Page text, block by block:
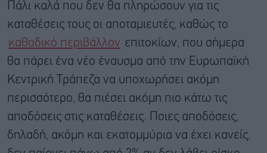
Πάλι καλά που δεν θα πληρώσουν για τις
καταθέσεις τους οι αποταμιευτές, καθώς το
καθοδικό περιβάλλον επιτοκίων, που σήμερα
θα πάρει ένα νέο έναυσμα από την Ευρωπαϊκή
Κεντρική Τράπεζα να υποχωρήσει ακόμη
περισσότερο, θα πιέσει ακόμη πιο κάτω τις
αποδόσεις στις καταθέσεις. Ποιες αποδόσεις,
δηλαδή, ακόμη και εκατομμύρια να έχει κανείς,